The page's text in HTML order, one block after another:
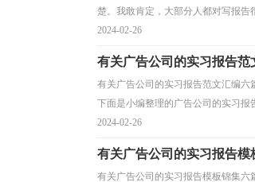
楚。我敢肯定，大部分人都对写报告
2024-02-26
有关广告公司的实习报告范
有关广告公司的实习报告范文汇编
下面是小编整理的广告公司的实习报
2024-02-26
有关广告公司的实习报告模
有关广告公司的实习报告模板锦集